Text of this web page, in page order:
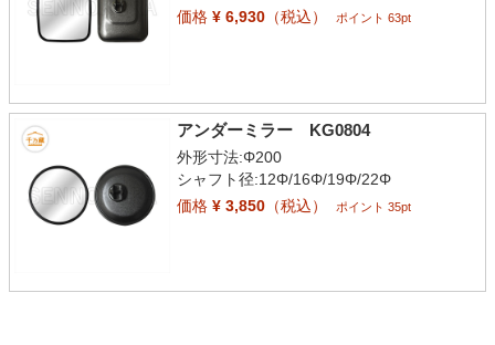
価格¥ 6,930（税込） ポイント 63pt
アンダーミラー KG0804
外形寸法:Φ200
シャフト径:12Φ/16Φ/19Φ/22Φ
価格¥ 3,850（税込） ポイント 35pt